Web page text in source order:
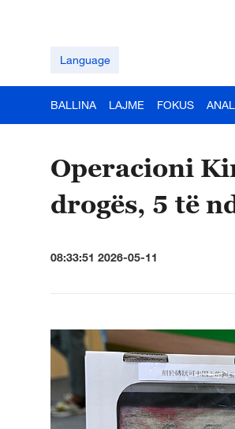
Language
BALLINA LAJME FOKUS
Operacioni
drogës, 5 të
08:33:51 2026-05-11